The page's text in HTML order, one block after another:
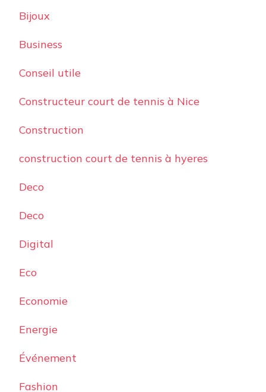
Bijoux
Business
Conseil utile
Constructeur court de tennis à Nice
Construction
construction court de tennis à hyeres
Deco
Deco
Digital
Eco
Economie
Energie
Événement
Fashion